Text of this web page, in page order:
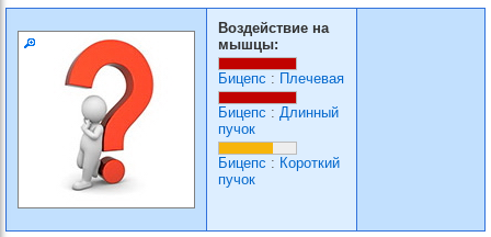
Воздействие на
мышцы:
Бицепс : Плечевая
Бицепс : Длинный
пучок
Бицепс : Короткий
пучок